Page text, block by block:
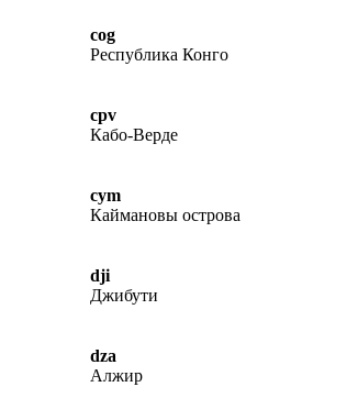
cog
Республика Конго
cpv
Кабо-Верде
cym
Каймановы острова
dji
Джибути
dza
Алжир